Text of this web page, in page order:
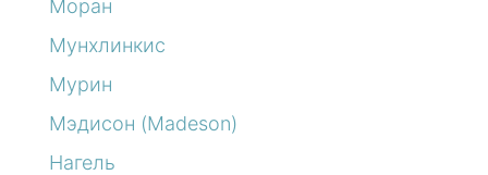
Моран
Мунхлинкис
Мурин
Мэдисон (Madeson)
Нагель